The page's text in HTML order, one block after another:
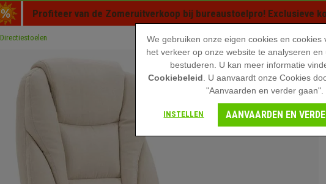
Profiteer van de Zomeruitverkoop bij bureaustoelpro! Exclusieve
Directiestoelen
We gebruiken onze eigen cookies en cookies
het verkeer op onze website te analyseren en
bestuderen. U kan meer informatie
Cookiebeleid . U aanvaardt onze Cookies
"Aanvaarden en verder gaan".
INSTELLEN AANVAARDEN EN